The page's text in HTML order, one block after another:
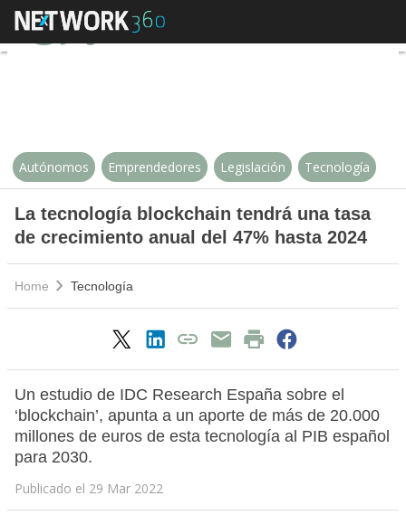
La tecnología blockchain tendrá
Autónomos Emprendedores Legislación Tecnología
La tecnología blockchain tendrá una tasa
de crecimiento anual del 47% hasta 2024
Home Tecnología
Un estudio de IDC Research España sobre el
‘blockchain’, apunta a un aporte de más de 20.000
millones de euros de esta tecnología al PIB español
para 2030.
Publicado el 29 Mar 2022